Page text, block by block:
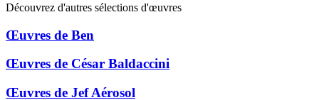
Découvrez d'autres sélections d'œuvres
Œuvres de Ben
Œuvres de César Baldaccini
Œuvres de Jef Aérosol